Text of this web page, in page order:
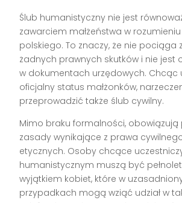
Ślub humanistyczny nie jest
zawarciem małżeństwa w
polskiego. To znaczy, że nie pociąga
żadnych prawnych skutków i nie jest
w dokumentach urzędowych. Chcąc
oficjalny status małżonków,
przeprowadzić także ślub cywilny.
Mimo braku formalności,
zasady wynikające z prawa
etycznych. Osoby chcące
humanistycznym muszą być
wyjątkiem kobiet, które w
przypadkach mogą wziąć udział w